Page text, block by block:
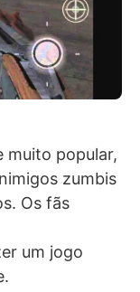
muito popular,
zumbis
Os fãs
um jogo